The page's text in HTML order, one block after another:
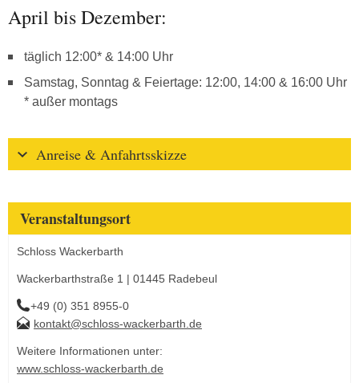
April bis Dezember:
täglich 12:00* & 14:00 Uhr
Samstag, Sonntag & Feiertage: 12:00, 14:00 & 16:00 Uhr
* außer montags
Anreise & Anfahrtsskizze
Veranstaltungsort
Schloss Wackerbarth
Wackerbarthstraße 1 | 01445 Radebeul
+49 (0) 351 8955-0
kontakt@schloss-wackerbarth.de
Weitere Informationen unter:
www.schloss-wackerbarth.de